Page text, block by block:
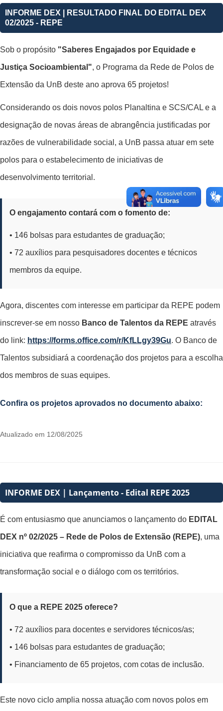
INFORME DEX | RESULTADO FINAL DO EDITAL DEX
02/2025 - REPE
Sob o propósito "Saberes Engajados por Equidade e
Justiça Socioambiental", o Programa da Rede de Polos de
Extensão da UnB deste ano aprova 65 projetos!
Considerando os dois novos polos Planaltina e SCS/CAL e a
designação de novas áreas de abrangência justificadas por
razões de vulnerabilidade social, a UnB passa atuar em sete
polos para o estabelecimento de iniciativas de
desenvolvimento territorial.
O engajamento contará com o fomento de:
• 146 bolsas para estudantes de graduação;
• 72 auxílios para pesquisadores docentes e técnicos
membros da equipe.
Agora, discentes com interesse em participar da REPE podem
inscrever-se em nosso Banco de Talentos da REPE através
do link: https://forms.office.com/r/KfLLgy39Gu. O Banco de
Talentos subsidiará a coordenação dos projetos para a escolha
dos membros de suas equipes.
Confira os projetos aprovados no documento abaixo:
Atualizado em 12/08/2025
INFORME DEX | Lançamento - Edital REPE 2025
É com entusiasmo que anunciamos o lançamento do EDITAL
DEX nº 02/2025 – Rede de Polos de Extensão (REPE), uma
iniciativa que reafirma o compromisso da UnB com a
transformação social e o diálogo com os territórios.
O que a REPE 2025 oferece?
• 72 auxílios para docentes e servidores técnicos/as;
• 146 bolsas para estudantes de graduação;
• Financiamento de 65 projetos, com cotas de inclusão.
Este novo ciclo amplia nossa atuação com novos polos em